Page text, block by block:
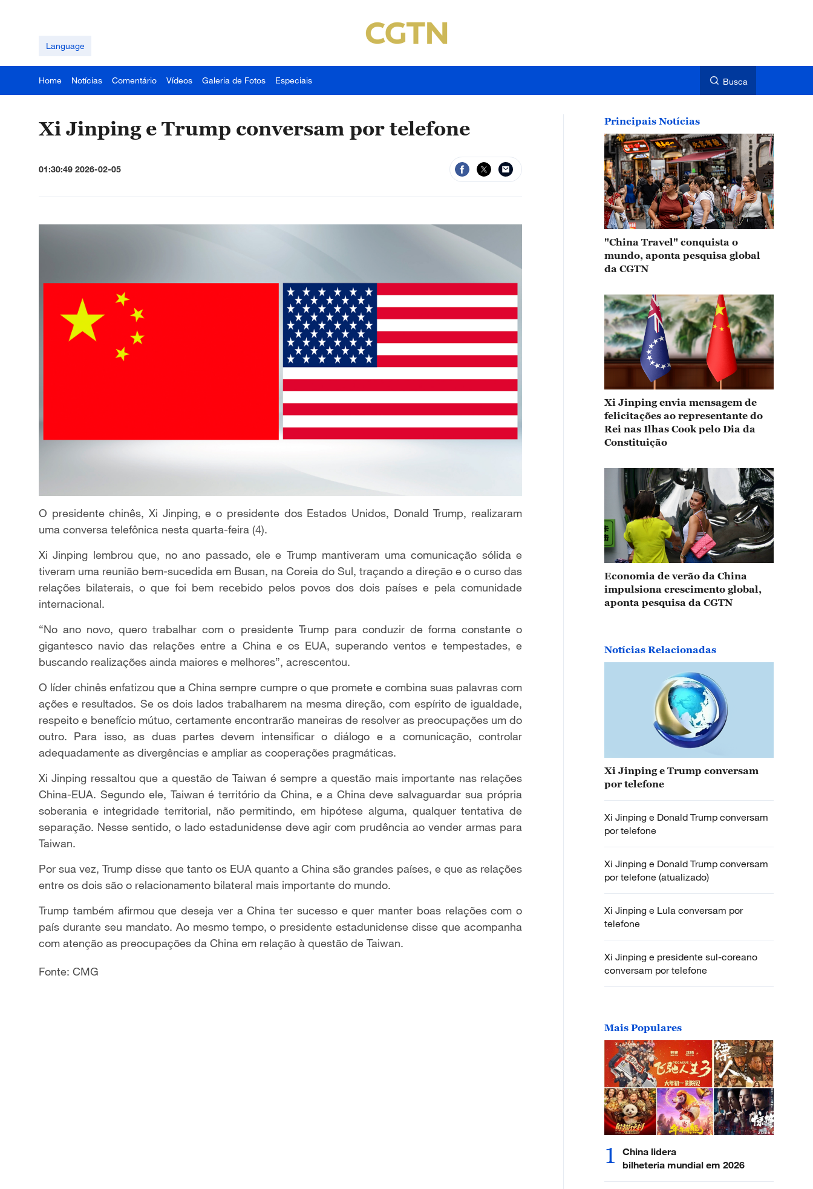
Language
Home Notícias Comentário Vídeos Galeria de Fotos Especiais Busca
Xi Jinping e Trump conversam por telefone
01:30:49 2026-02-05
O presidente chinês, Xi Jinping, e o presidente dos Estados Unidos, Donald Trump, realizaram
uma conversa telefônica nesta quarta-feira (4).
Xi Jinping lembrou que, no ano passado, ele e Trump mantiveram uma comunicação sólida e
tiveram uma reunião bem-sucedida em Busan, na Coreia do Sul, traçando a direção e o curso das
relações bilaterais, o que foi bem recebido pelos povos dos dois países e pela comunidade
internacional.
“No ano novo, quero trabalhar com o presidente Trump para conduzir de forma constante o
gigantesco navio das relações entre a China e os EUA, superando ventos e tempestades, e
buscando realizações ainda maiores e melhores”, acrescentou.
O líder chinês enfatizou que a China sempre cumpre o que promete e combina suas palavras com
ações e resultados. Se os dois lados trabalharem na mesma direção, com espírito de igualdade,
respeito e benefício mútuo, certamente encontrarão maneiras de resolver as preocupações um do
outro. Para isso, as duas partes devem intensificar o diálogo e a comunicação, controlar
adequadamente as divergências e ampliar as cooperações pragmáticas.
Xi Jinping ressaltou que a questão de Taiwan é sempre a questão mais importante nas relações
China-EUA. Segundo ele, Taiwan é território da China, e a China deve salvaguardar sua própria
soberania e integridade territorial, não permitindo, em hipótese alguma, qualquer tentativa de
separação. Nesse sentido, o lado estadunidense deve agir com prudência ao vender armas para
Taiwan.
Por sua vez, Trump disse que tanto os EUA quanto a China são grandes países, e que as relações
entre os dois são o relacionamento bilateral mais importante do mundo.
Trump também afirmou que deseja ver a China ter sucesso e quer manter boas relações com o
país durante seu mandato. Ao mesmo tempo, o presidente estadunidense disse que acompanha
com atenção as preocupações da China em relação à questão de Taiwan.
Fonte: CMG
Principais Notícias
"China Travel" conquista o
mundo, aponta pesquisa global
da CGTN
Xi Jinping envia mensagem de
felicitações ao representante do
Rei nas Ilhas Cook pelo Dia da
Constituição
Economia de verão da China
impulsiona crescimento global,
aponta pesquisa da CGTN
Notícias Relacionadas
Xi Jinping e Trump conversam
por telefone
Xi Jinping e Donald Trump conversam
por telefone
Xi Jinping e Donald Trump conversam
por telefone (atualizado)
Xi Jinping e Lula conversam por
telefone
Xi Jinping e presidente sul-coreano
conversam por telefone
Mais Populares
1
China lidera
bilheteria mundial em 2026